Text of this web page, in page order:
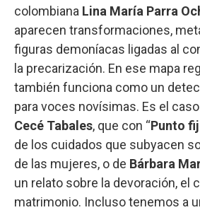
colombiana Lina María Parra
aparecen transformaciones,
figuras demoníacas ligadas al
la precarización. En ese mapa
también funciona como un
para voces novísimas. Es el
Cecé Tabales, que con “Punto
de los cuidados que subyacen
de las mujeres, o de Bárbara
un relato sobre la devoración, el
matrimonio. Incluso tenemos a